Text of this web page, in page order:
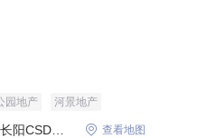
园地产 河景地产
 查看地图